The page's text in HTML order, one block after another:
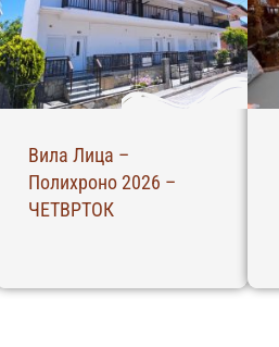
Вила Лица –
Полихроно 2026 –
ЧЕТВРТОК